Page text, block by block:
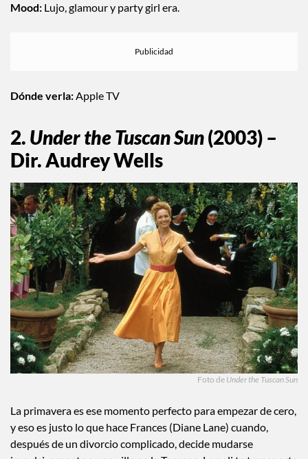
Mood: Lujo, glamour y party girl era.
Dónde verla:Apple TV
2. Under the Tuscan Sun(2003) –
Dir. Audrey Wells
Foto de Under the Tuscan Sun
La primavera es ese momento perfecto para empezar de cero,
y eso es justo lo que hace Frances (Diane Lane) cuando,
después de un divorcio complicado, decide mudarse